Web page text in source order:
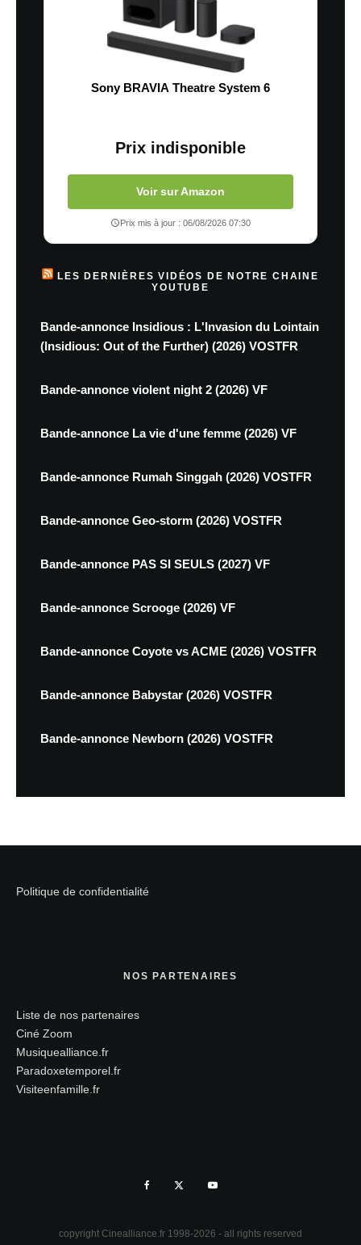
Sony BRAVIA Theatre System 6
Prix indisponible
Voir sur Amazon
Prix mis à jour : 06/08/2026 07:30
LES DERNIÈRES VIDÉOS DE NOTRE CHAINE
YOUTUBE
Bande-annonce Insidious : L'Invasion du Lointain
(Insidious: Out of the Further) (2026) VOSTFR
Bande-annonce violent night 2 (2026) VF
Bande-annonce La vie d'une femme (2026) VF
Bande-annonce Rumah Singgah (2026) VOSTFR
Bande-annonce Geo-storm (2026) VOSTFR
Bande-annonce PAS SI SEULS (2027) VF
Bande-annonce Scrooge (2026) VF
Bande-annonce Coyote vs ACME (2026) VOSTFR
Bande-annonce Babystar (2026) VOSTFR
Bande-annonce Newborn (2026) VOSTFR
Politique de confidentialité
NOS PARTENAIRES
Liste de nos partenaires
Ciné Zoom
Musiquealliance.fr
Paradoxetemporel.fr
Visiteenfamille.fr
copyright Cinealliance.fr 1998-2026 - all rights reserved